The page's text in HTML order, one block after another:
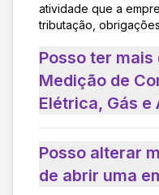
atividade que a
tributação,
Posso ter mais
Medição de
Elétrica, Gás e
Posso alterar
de abrir uma